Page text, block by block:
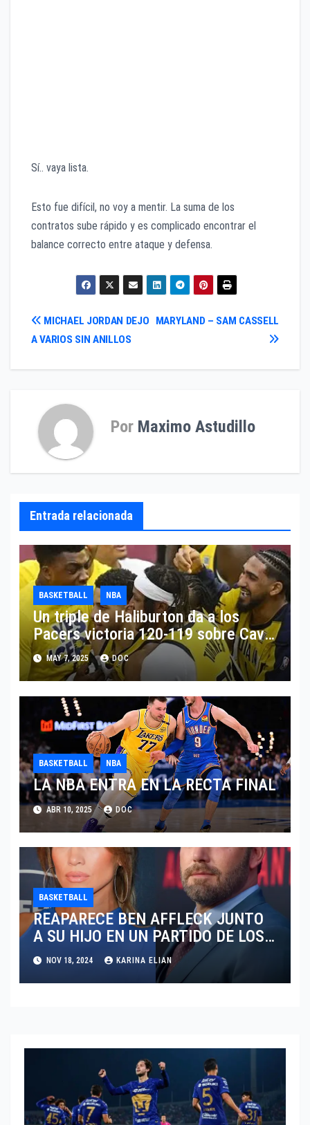
Sí.. vaya lista.
Esto fue difícil, no voy a mentir. La suma de los
contratos sube rápido y es complicado encontrar el
balance correcto entre ataque y defensa.
Navegación
MARYLAND – SAM CASSELL
MICHAEL JORDAN DEJO
A VARIOS SIN ANILLOS
Por Maximo Astudillo
Entrada relacionada
BASKETBALL NBA
Un triple de Haliburton da a los
Pacers victoria 120-119 sobre Cavs
y ventaja 2-0
MAY 7, 2025 DOC
BASKETBALL NBA
LA NBA ENTRA EN LA RECTA FINAL
ABR 10, 2025 DOC
BASKETBALL
REAPARECE BEN AFFLECK JUNTO
A SU HIJO EN UN PARTIDO DE LOS
LAKERS VS TORONTO RAPTORS
NOV 18, 2024 KARINA ELIAN